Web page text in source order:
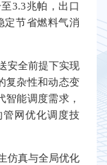
3.3兆帕，出口
定节省燃料气消
安全前提下实现
复杂性和动态变
能调度需求，
网优化调度技
仿真与全局优化